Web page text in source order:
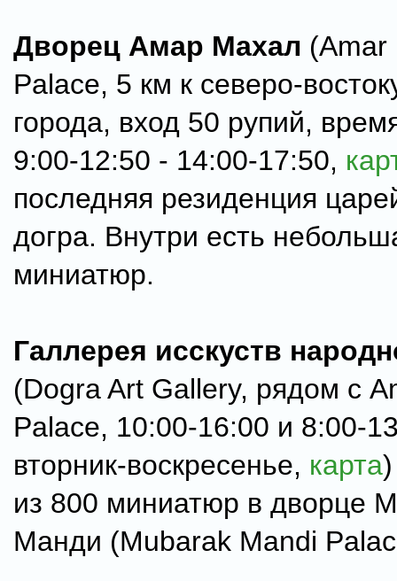
Дворец Амар Махал (Amar
Palace, 5 км к северо-
города, вход 50 рупий,
9:00-12:50 - 14:00-17:50,
последняя резиденция
догра. Внутри есть
миниатюр.
Галлерея исскуств
(Dogra Art Gallery, рядом с
Palace, 10:00-16:00 и 8:00-
вторник-воскресенье, карта
из 800 миниатюр в дворце
Манди (Mubarak Mandi